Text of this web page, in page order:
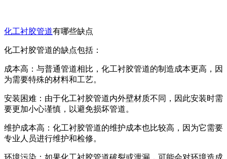
化工衬胶管道有哪些缺点
化工衬胶管道的缺点包括：
成本高：与普通管道相比，化工衬胶管道的制造成本更高，因
为需要特殊的材料和工艺。
安装困难：由于化工衬胶管道内外壁材质不同，因此安装时需
要更加小心谨慎，以避免损坏管道。
维护成本高：化工衬胶管道的维护成本也比较高，因为它需要
专业人员进行维护和检修。
环境污染：如果化工衬胶管道破裂或泄漏，可能会对环境造成